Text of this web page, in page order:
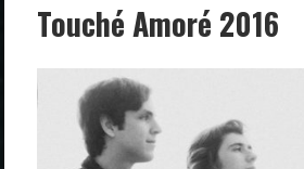
HARDCORE,
Touché Amoré 2016